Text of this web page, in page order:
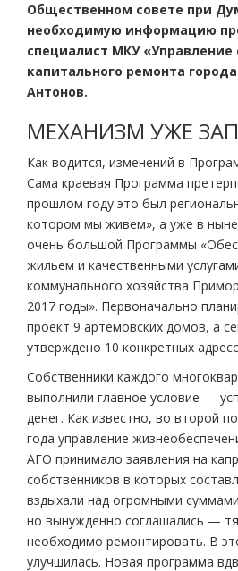
Общественном совете при
необходимую информацию
специалист МКУ «Управление
капитального ремонта
Антонов.
МЕХАНИЗМ УЖЕ
Как водится, изменений в
Сама краевая Программа
прошлом году это был
котором мы живем», а уже в
очень большой Программы
жильем и качественными
коммунального хозяйства
2017 годы». Первоначально
проект 9 артемовских домов, а
утверждено 10 конкретных
Собственники каждого
выполнили главное условие —
денег. Как известно, во второй
года управление
АГО принимало заявления на
собственников в которых
вздыхали над огромными
но вынужденно соглашались —
необходимо ремонтировать. В
улучшилась. Новая программа